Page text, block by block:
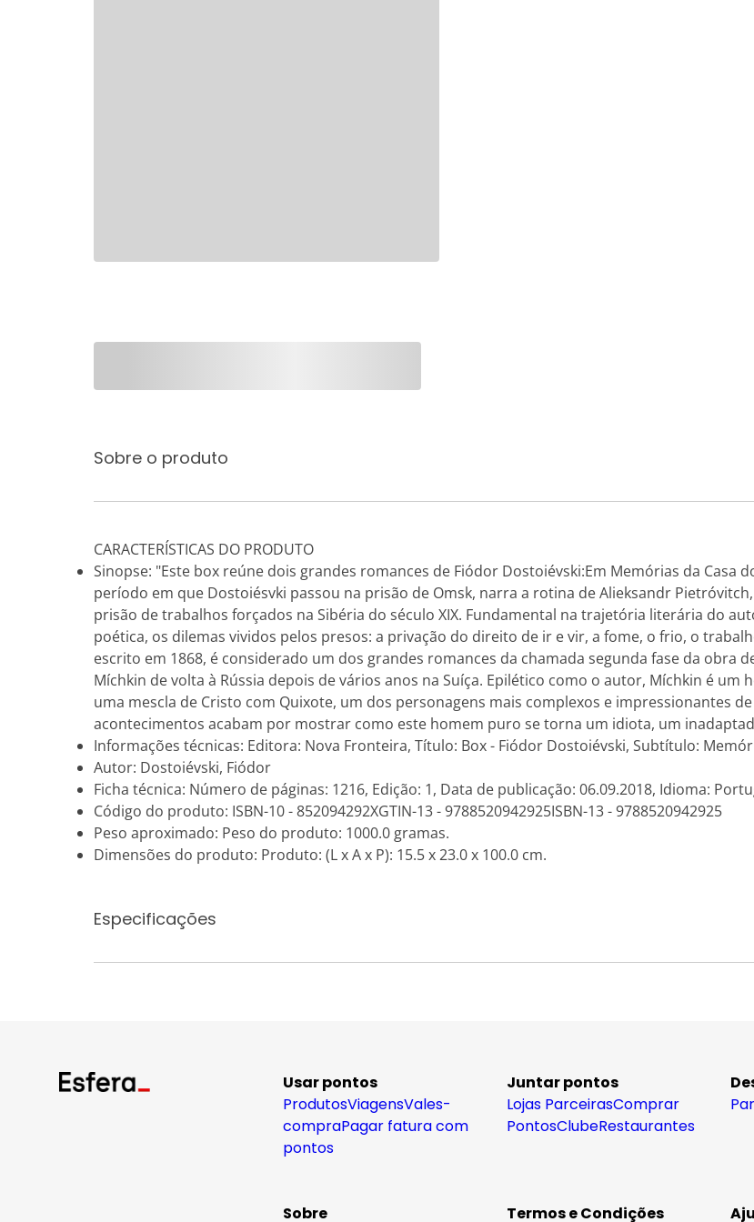
Sobre o produto
CARACTERÍSTICAS DO PRODUTO
Sinopse: "Este box reúne dois grandes romances de Fiódor Dostoiévski:Em Memórias da
período em que Dostoiésvki passou na prisão de Omsk, narra a rotina de Alieksandr
prisão de trabalhos forçados na Sibéria do século XIX. Fundamental na trajetória literária do
poética, os dilemas vividos pelos presos: a privação do direito de ir e vir, a fome, o frio, o
escrito em 1868, é considerado um dos grandes romances da chamada segunda fase da obra
Míchkin de volta à Rússia depois de vários anos na Suíça. Epilético como o autor, Míchkin é
uma mescla de Cristo com Quixote, um dos personagens mais complexos e impressionantes
acontecimentos acabam por mostrar como este homem puro se torna um idiota, um
Informações técnicas: Editora: Nova Fronteira, Título: Box - Fiódor Dostoiévski, Subtítulo:
Autor: Dostoiévski, Fiódor
Ficha técnica: Número de páginas: 1216, Edição: 1, Data de publicação: 06.09.2018, Idioma:
Código do produto: ISBN-10 - 852094292XGTIN-13 - 9788520942925ISBN-13 - 9788520942925
Peso aproximado: Peso do produto: 1000.0 gramas.
Dimensões do produto: Produto: (L x A x P): 15.5 x 23.0 x 100.0 cm.
Especificações
Usar pontos
ProdutosViagensVales-
compraPagar fatura com
pontos
Juntar pontos
Lojas ParceirasComprar
PontosClubeRestaurantes
Sobre Termos e Condições